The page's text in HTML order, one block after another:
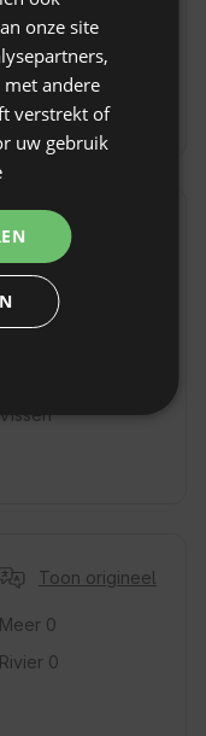
met een
Makkelijke
Toon origineel
Meer 0
Rivier 0
GERMAN
ITALIAN
FRENCH
CZECH
onze site
andere
verstrekt of
uw gebruik